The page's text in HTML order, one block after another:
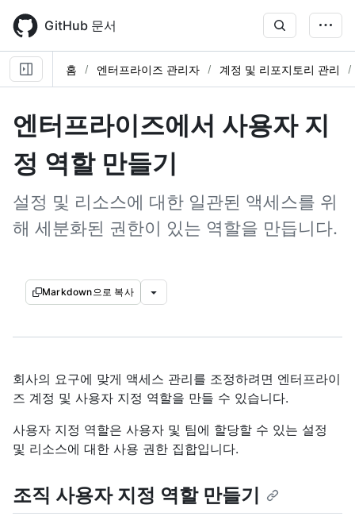
main
content
GitHub 문서
홈 엔터프라이즈 관리자 계정 및 리포지토리 관리
엔터프라이즈에서 사용자 지
정 역할 만들기
설정 및 리소스에 대한 일관된 액세스를 위
해 세분화된 권한이 있는 역할을 만듭니다.
Markdown으로 복사
회사의 요구에 맞게 액세스 관리를 조정하려면 엔터프라이
즈 계정 및 사용자 지정 역할을 만들 수 있습니다.
사용자 지정 역할은 사용자 및 팀에 할당할 수 있는 설정
및 리소스에 대한 사용 권한 집합입니다.
조직 사용자 지정 역할 만들기